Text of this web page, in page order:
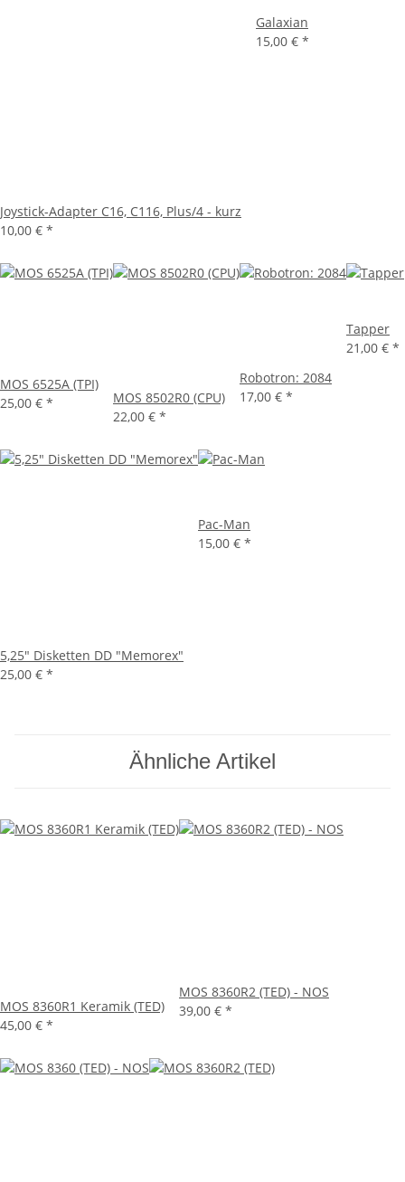
Joystick-Adapter C16, C116, Plus/4 - kurz
10,00 € *
Galaxian
15,00 € *
MOS 6525A (TPI)
25,00 € *
MOS 8502R0 (CPU)
22,00 € *
Robotron: 2084
17,00 € *
Tapper
21,00 € *
5,25" Disketten DD "Memorex"
25,00 € *
Pac-Man
15,00 € *
Ähnliche Artikel
MOS 8360R1 Keramik (TED)
45,00 € *
MOS 8360R2 (TED) - NOS
39,00 € *